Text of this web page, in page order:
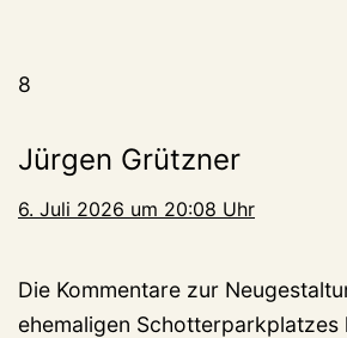
8
Jürgen Grützner
6. Juli 2026 um 20:08 Uhr
Die Kommentare zur
ehemaligen Schotterparkplatzes